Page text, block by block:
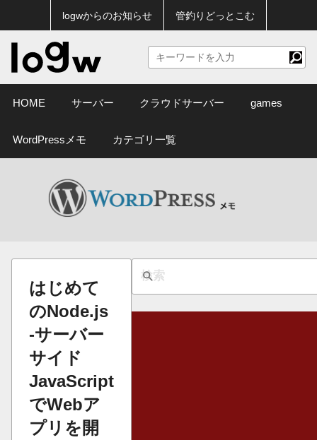
logwからのお知らせ 管釣りどっとこむ
HOME サーバー クラウドサーバー games
WordPressメモ カテゴリ一覧
はじめて
のNode.js
-サーバー
サイド
JavaScript
でWebア
プリを開